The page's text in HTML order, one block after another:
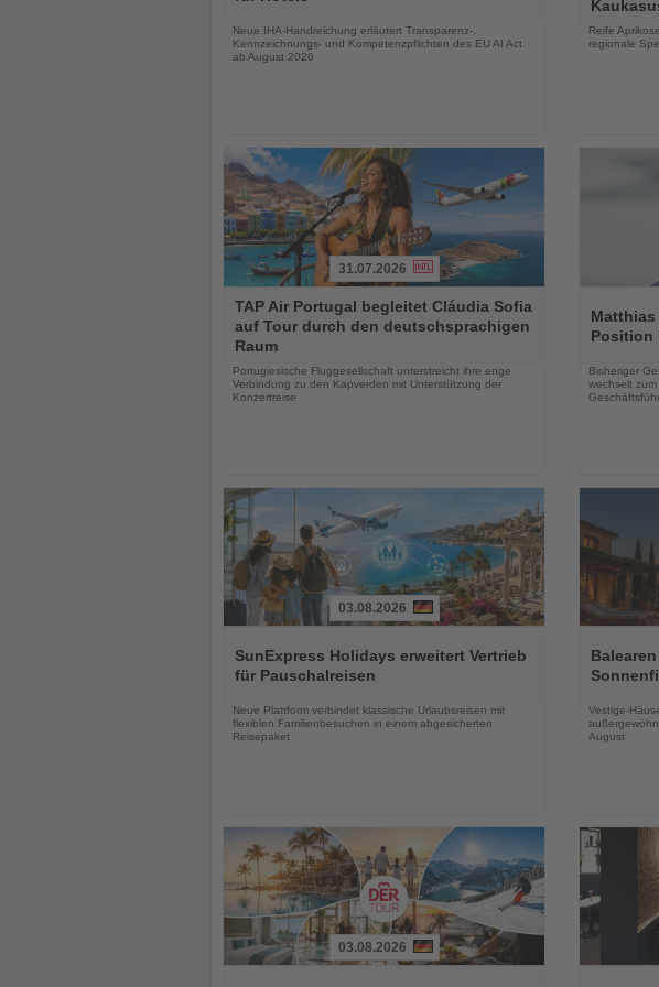
Neue IHA-Handreichung erläutert Transparenz-,
Kennzeichnungs- und Kompetenzpflichten des EU AI Act
ab August 2026
Reife
regionale
Sie
die
Nachrichten
31.07.2026
TAP Air Portugal begleitet Cláudia Sofia
auf Tour durch den deutschsprachigen
Raum
Portugiesische Fluggesellschaft unterstreicht ihre enge
Verbindung zu den Kapverden mit Unterstützung der
Konzertreise
Sie
die
Matthias
Position
Bisheriger
wechselt
Sie
die
03.08.2026
SunExpress Holidays erweitert Vertrieb
für Pauschalreisen
Neue Plattform verbindet klassische Urlaubsreisen mit
flexiblen Familienbesuchen in einem abgesicherten
Reisepaket
Sie
die
Vestige-
August
03.08.2026